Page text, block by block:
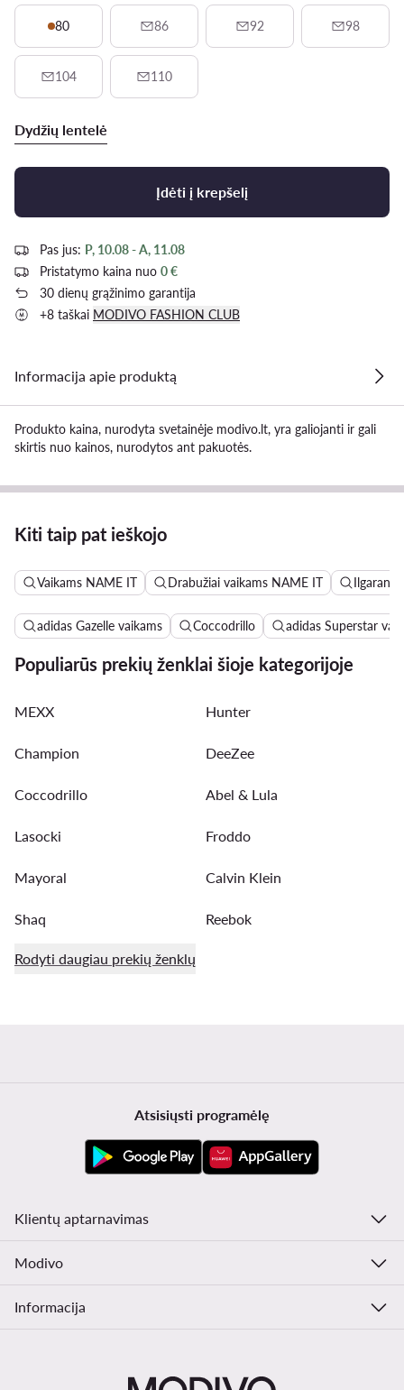
80 86 92 98
104 110
Dydžių lentelė
Įdėti į krepšelį
Pas jus: P, 10.08 - A, 11.08
Pristatymo kaina nuo 0 €
30 dienų grąžinimo garantija
+8 taškai MODIVO FASHION CLUB
Informacija apie produktą
Produkto kaina, nurodyta svetainėje modivo.lt, yra galiojanti ir gali
skirtis nuo kainos, nurodytos ant pakuotės.
Kiti taip pat ieškojo
Vaikams NAME IT Drabužiai vaikams NAME IT
adidas Gazelle vaikams Coccodrillo adidas Superstar
Populiarūs prekių ženklai šioje kategorijoje
MEXX Hunter
Champion DeeZee
Coccodrillo Abel & Lula
Lasocki Froddo
Mayoral Calvin Klein
Shaq Reebok
Rodyti daugiau prekių ženklų
Atsisiųsti programėlę
Klientų aptarnavimas
Modivo
Informacija